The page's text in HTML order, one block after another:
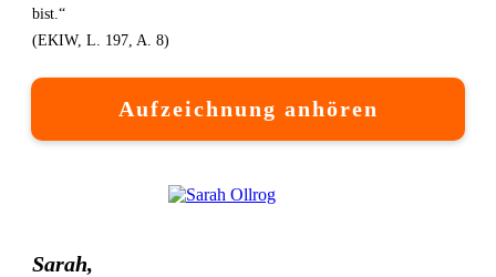
bist.“
(EKIW, L. 197, A. 8)
Aufzeichnung anhören
Sarah,